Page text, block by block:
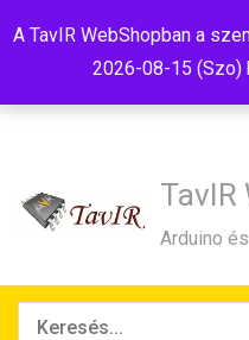
A TavIR WebShopban a
2026-08-15 (Szo)
TavIR
Arduino